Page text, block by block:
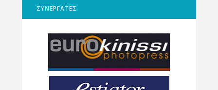
ΣΥΝΕΡΓΑΤΕΣ